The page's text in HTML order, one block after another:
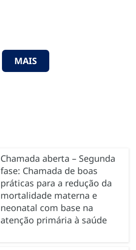
MAIS
Chamada aberta – Segunda
fase: Chamada de boas
práticas para a redução da
mortalidade materna e
neonatal com base na
atenção primária à saúde